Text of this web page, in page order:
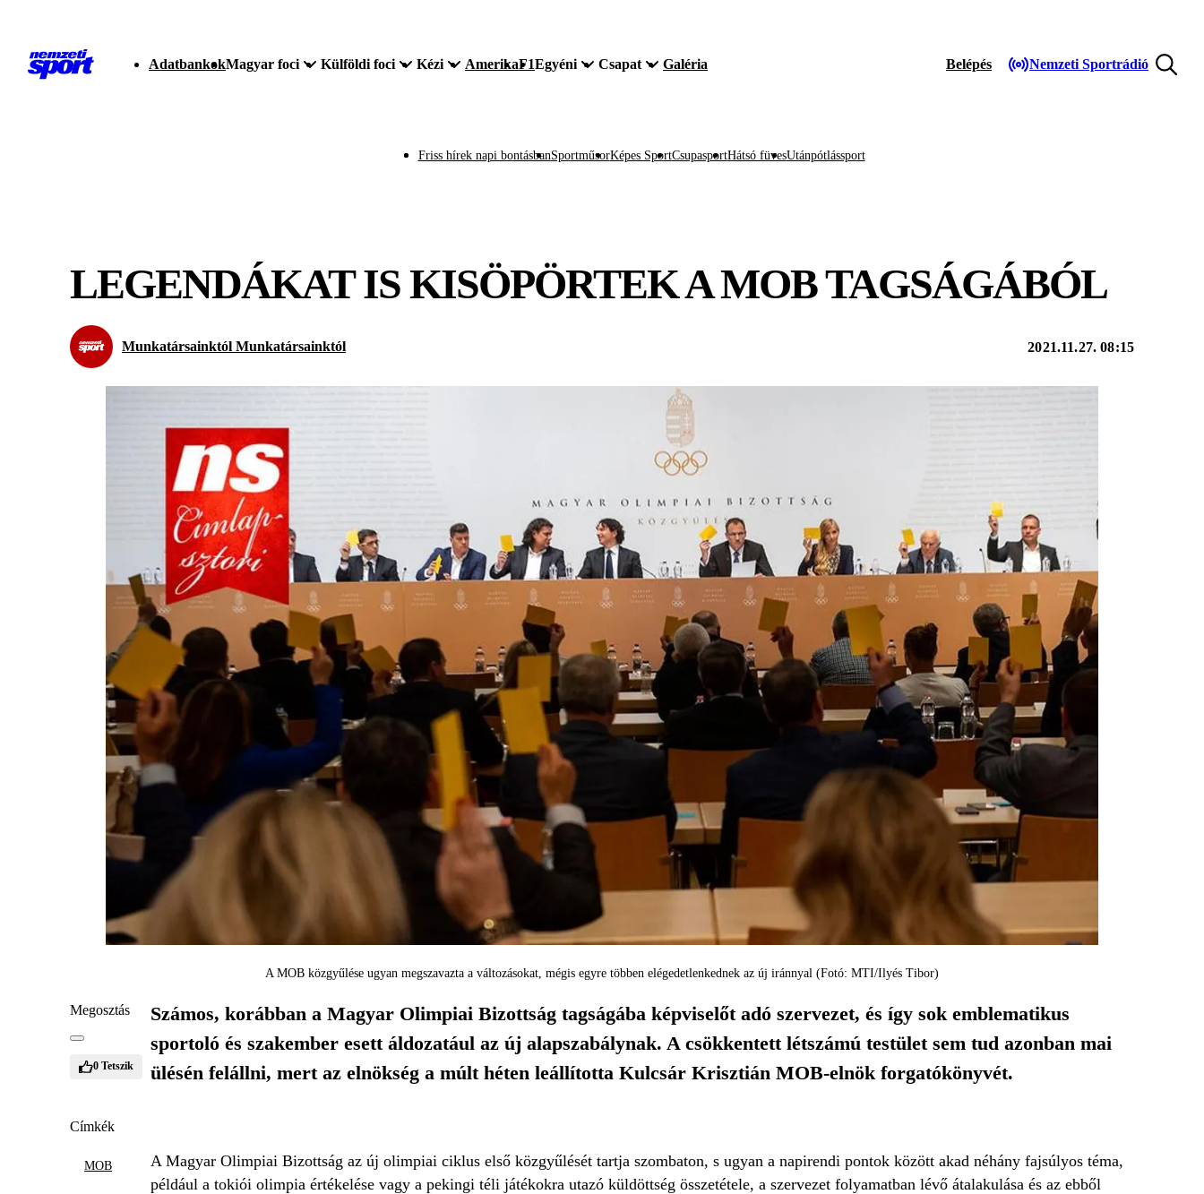
AdatbankokMagyar foci Külföldi foci Kézi AmerikaF1Egyéni Csapat Galéria Belépés Nemzeti Sportrádió
Friss hírek napi bontásbanSportműsorKépes SportCsupasportHátsó füvesUtánpótlássport
LEGENDÁKAT IS KISÖPÖRTEK A MOB TAGSÁGÁBÓL
Munkatársainktól Munkatársainktól 2021.11.27. 08:15
A MOB közgyűlése ugyan megszavazta a változásokat, mégis egyre többen elégedetlenkednek az új iránnyal (Fotó: MTI/Ilyés Tibor)
Megosztás
0 Tetszik
Címkék
MOB
Számos, korábban a Magyar Olimpiai Bizottság tagságába képviselőt adó szervezet, és így sok emblematikus
sportoló és szakember esett áldozatául az új alapszabálynak. A csökkentett létszámú testület sem tud azonban mai
ülésén felállni, mert az elnökség a múlt héten leállította Kulcsár Krisztián MOB-elnök forgatókönyvét.
A Magyar Olimpiai Bizottság az új olimpiai ciklus első közgyűlését tartja szombaton, s ugyan a napirendi pontok között akad néhány fajsúlyos téma,
például a tokiói olimpia értékelése vagy a pekingi téli játékokra utazó küldöttség összetétele, a szervezet folyamatban lévő átalakulása és az ebből